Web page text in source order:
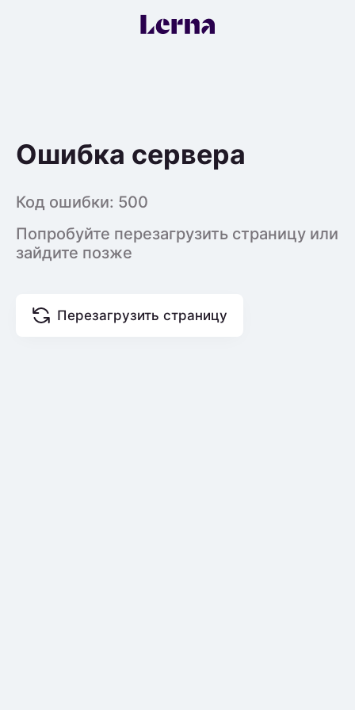
Ошибка сервера
Код ошибки: 500
Попробуйте перезагрузить страницу или
зайдите позже
Перезагрузить страницу